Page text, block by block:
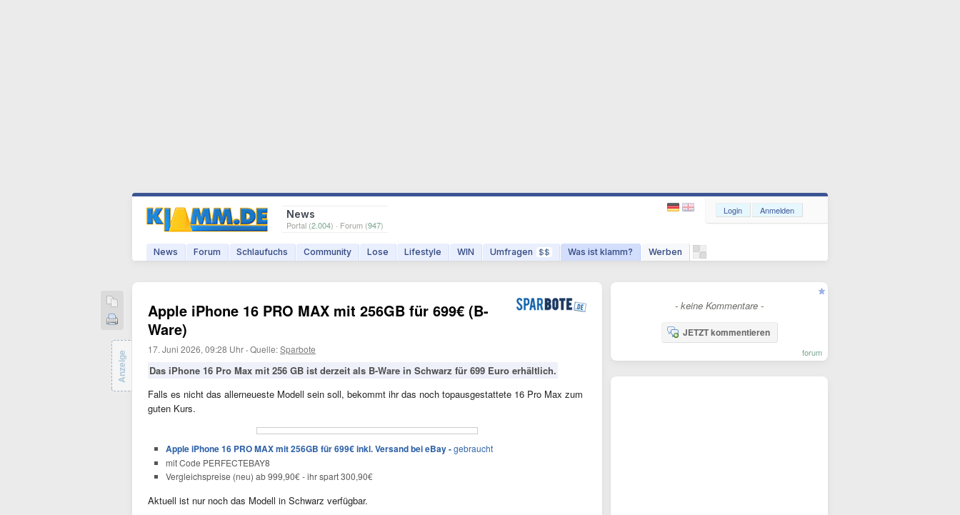
News
Portal (2.004) · Forum (947)
News Forum Schlaufuchs Community Lose Lifestyle WIN Umfragen $$ Was ist klamm? Werben
Login Anmelden
Apple iPhone 16 PRO MAX mit 256GB für 699€ (B-
Ware)
17. Juni 2026, 09:28 Uhr ·Quelle:Sparbote
Das iPhone 16 Pro Max mit 256 GB ist derzeit als B-Ware in Schwarz für 699 Euro erhältlich.
Falls es nicht das allerneueste Modell sein soll, bekommt ihr das noch topausgestattete 16 Pro Max zum
guten Kurs.
Apple iPhone 16 PRO MAX mit 256GB für 699€ inkl. Versand bei eBay -gebraucht
mit Code PERFECTEBAY8
Vergleichspreise (neu) ab 999,90€ - ihr spart 300,90€
Aktuell ist nur noch das Modell in Schwarz verfügbar.
Anzeige
- keine Kommentare -
JETZT kommentieren
forum